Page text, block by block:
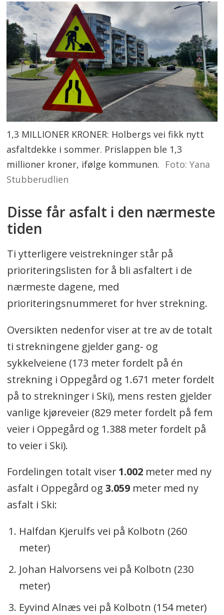
1,3 MILLIONER KRONER: Holbergs vei fikk nytt
asfaltdekke i sommer. Prislappen ble 1,3
millioner kroner, ifølge kommunen. Foto: Yana
Stubberudlien
Disse får asfalt i den nærmeste
tiden
Ti ytterligere veistrekninger står på
prioriteringslisten for å bli asfaltert i de
nærmeste dagene, med
prioriteringsnummeret for hver strekning.
Oversikten nedenfor viser at tre av de totalt
ti strekningene gjelder gang- og
sykkelveiene (173 meter fordelt på én
strekning i Oppegård og 1.671 meter fordelt
på to strekninger i Ski), mens resten gjelder
vanlige kjøreveier (829 meter fordelt på fem
veier i Oppegård og 1.388 meter fordelt på
to veier i Ski).
Fordelingen totalt viser 1.002meter med ny
asfalt i Oppegård og 3.059meter med ny
asfalt i Ski:
Halfdan Kjerulfs vei på Kolbotn (260
meter)
Johan Halvorsens vei på Kolbotn (230
meter)
Eyvind Alnæs vei på Kolbotn (154 meter)